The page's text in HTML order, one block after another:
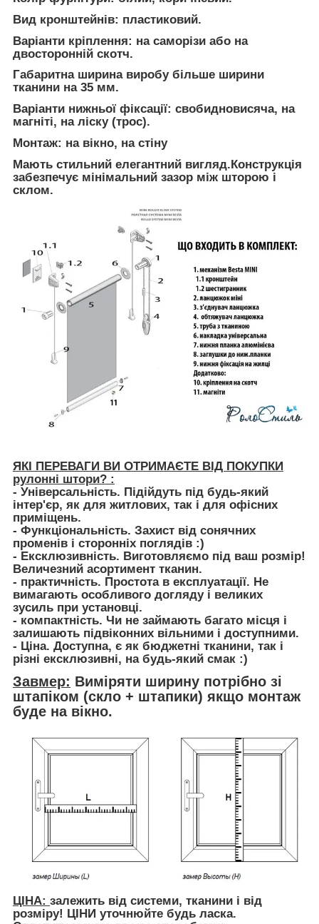
Вид кронштейнів: пластиковий.
Варіанти кріплення: на саморізи або на
двосторонній скотч.
Габаритна ширина виробу більше ширини
тканини на 35 мм.
Варіанти нижньої фіксації: свобидновисяча, на
магніті, на ліску (трос).
Монтаж: на вікно, на стіну
Мають стильний елегантний вигляд.Конструкція
забезпечує мінімальний зазор між шторою і
склом.
ЯКІ ПЕРЕВАГИ ВИ ОТРИМАЄТЕ ВІД ПОКУПКИ
рулонні штори? :
- Універсальність. Підійдуть під будь-який
інтер'єр, як для житлових, так і для офісних
приміщень.
- Функціональність. Захист від сонячних
променів і сторонніх поглядів :)
- Ексклюзивність. Виготовляємо під ваш розмір!
Величезний асортимент тканин.
- практичність. Простота в експлуатації. Не
вимагають особливого догляду і великих
зусиль при установці.
- компактність. Чи не займають багато місця і
залишають підвіконних вільними і доступними.
- Ціна. Доступна, є як бюджетні тканини, так і
різні ексклюзивні, на будь-який смак :)
Завмер: Виміряти ширину потрібно зі
штапіком (скло + штапики) якщо монтаж
буде на вікно.
ЦІНА: залежить від системи, тканини і від
розміру! ЦІНИ уточнюйте будь ласка.